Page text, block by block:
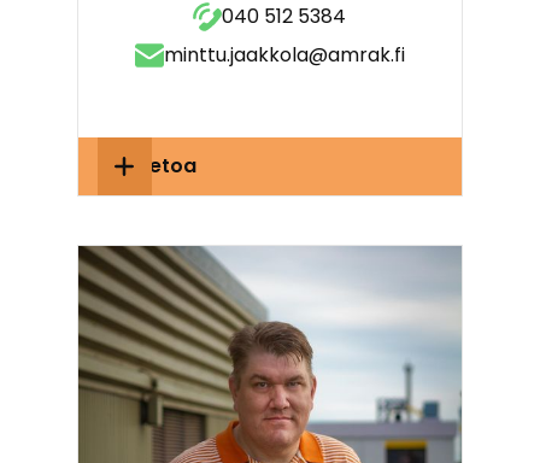
040 512 5384
minttu.jaakkola@amrak.fi
Lisätietoa